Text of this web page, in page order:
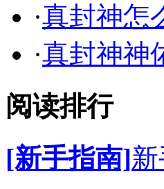
·真封神怎
·真封神神
阅读排行
[新手指南]